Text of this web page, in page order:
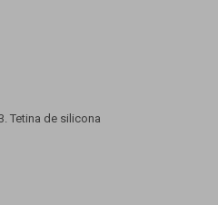
Tetina de silicona